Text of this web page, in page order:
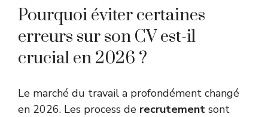
Pourquoi éviter certaines
erreurs sur son CV est-il
crucial en 2026 ?
Le marché du travail a profondément changé
en 2026. Les process de recrutement sont